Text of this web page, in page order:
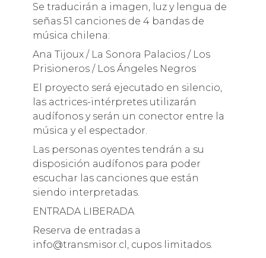
Se traducirán a imagen, luz y lengua de
señas 51 canciones de 4 bandas de
música chilena:
Ana Tijoux / La Sonora Palacios / Los
Prisioneros / Los Ángeles Negros
El proyecto será ejecutado en silencio,
las actrices-intérpretes utilizarán
audífonos y serán un conector entre la
música y el espectador.
Las personas oyentes tendrán a su
disposición audífonos para poder
escuchar las canciones que están
siendo interpretadas.
ENTRADA LIBERADA
Reserva de entradas a
info@transmisor.cl, cupos limitados.